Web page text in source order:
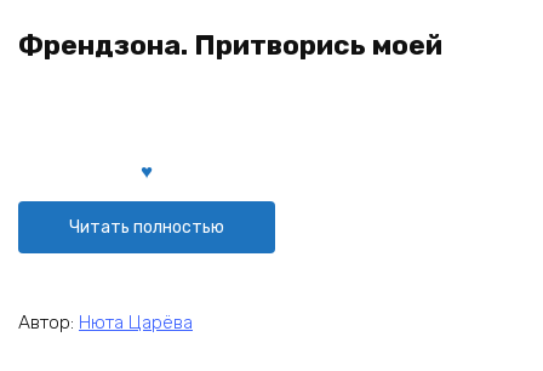
Френдзона. Притворись моей
Читать полностью
Автор: Нюта Царёва